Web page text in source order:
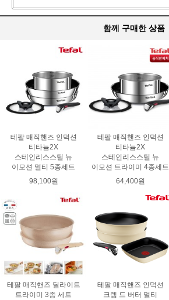
함께 구매한 상품
테팔 매직핸즈 인덕션
티타늄2X
스테인리스스틸 뉴
이모션 멀티 5종세트
98,100원
테팔 매직핸즈 인덕션
티타늄2X
스테인리스스틸 뉴
이모션 트라이미 4종세트
64,400원
테팔 매직핸즈 딜라이트
트라이미 3종 세트
테팔 매직핸즈 인덕션
크렘 드 버터 멀티